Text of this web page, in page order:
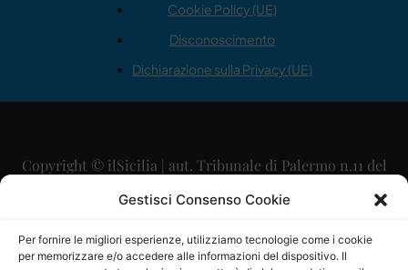
Gestisci Consenso Cookie
Per fornire le migliori esperienze, utilizziamo tecnologie come i cookie
per memorizzare e/o accedere alle informazioni del dispositivo. Il
Cookie Policy (UE)
Disconoscimento
Dichiarazione sulla Privacy (UE)
Copyright © ilSicilia | aut. Tribunale di Palermo n.11 del
29/09/2015